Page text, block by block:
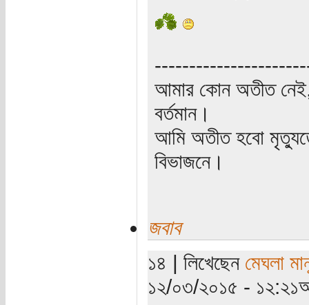
আমার কোন অতীত
বর্তমান।
আমি অতীত হবো
বিভাজনে।
জবাব
১৪ | লিখেছেন মেঘলা
১২/০৩/২০১৫ -